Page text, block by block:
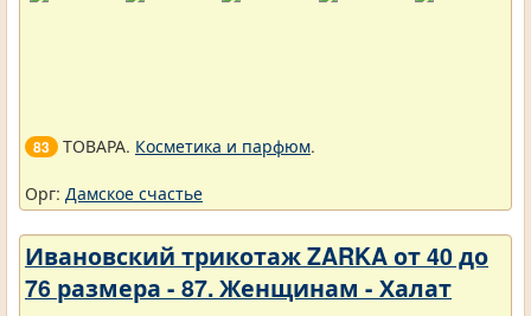
83 ТОВАРА. Косметика и парфюм.
Орг: Дамское счастье
Ивановский трикотаж ZARKA от 40 до
76 размера - 87. Женщинам - Халат